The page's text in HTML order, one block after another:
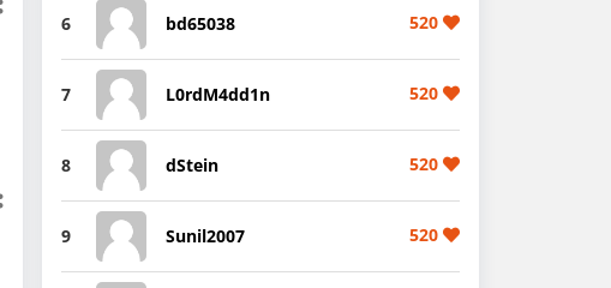
6 bd65038 520
7 L0rdM4dd1n 520
8 dStein 520
9 Sunil2007 520